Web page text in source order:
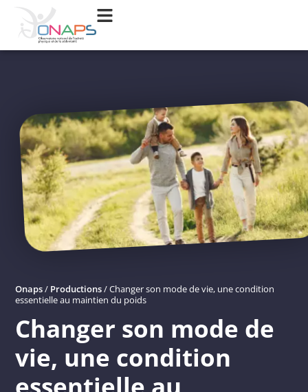
Onaps/ Productions/Changer son mode de vie, une condition
essentielle au maintien du poids
Changer son mode de
vie, une condition